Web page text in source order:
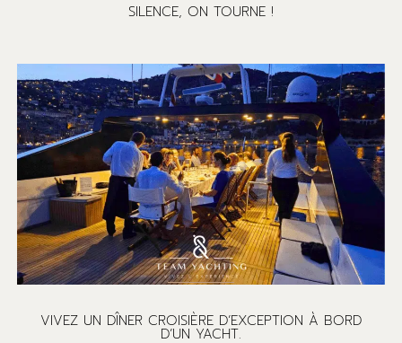
SILENCE, ON TOURNE !
VIVEZ UN DÎNER CROISIÈRE D’EXCEPTION À BORD
D’UN YACHT.